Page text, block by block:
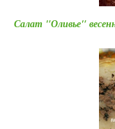
Салат "Оливье"